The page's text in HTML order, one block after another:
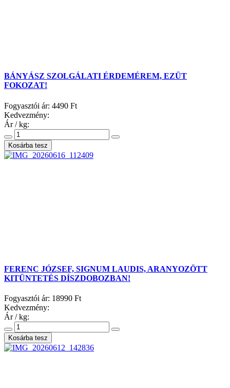
BÁNYÁSZ SZOLGÁLATI ÉRDEMÉREM, EZÜT
FOKOZAT!
Fogyasztói ár: 4490 Ft
Kedvezmény:
Ár / kg:
FERENC JÓZSEF, SIGNUM LAUDIS, ARANYOZÖTT
KITÜNTETÉS DÍSZDOBOZBAN!
Fogyasztói ár: 18990 Ft
Kedvezmény:
Ár / kg: